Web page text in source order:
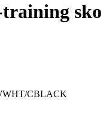
training sko
CBLACK